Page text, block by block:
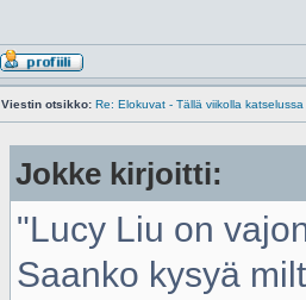
Viestin otsikko: Re: Elokuvat - Tällä viikolla katselussa
Jokke kirjoitti:
"Lucy Liu on
Saanko kysyä